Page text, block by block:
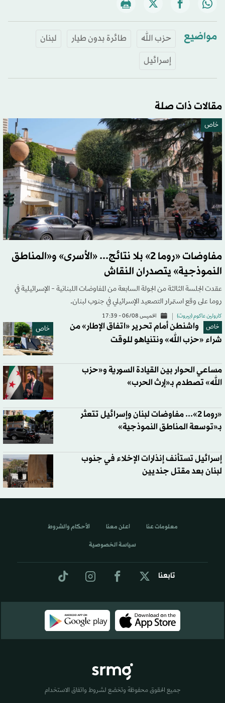
مواضيع حزب الله طائرة بدون طيار
لبنان
إسرائيل
مقالات ذات صلة
خاص
مفاوضات «روما 2» بلا نتائج... «الأسرى» و«المناطق
النموذجية» يتصدران النقاش
عقدت الجلسة الثالثة من الجولة السابعة من المفاوضات اللبنانية - الإسرائيلية في
روما على وقع استمرار التصعيد الإسرائيلي في جنوب لبنان.
كارولين عاكوم (بيروت) الخميس 06/08 - 17:39
خاص خاص
واشنطن أمام تحرير «اتفاق الإطار» من
شراء «حزب الله» ونتنياهو للوقت
مساعي الحوار بين القيادة السورية و«حزب
الله» تصطدم بـ«إرث الحرب»
«روما 2»... مفاوضات لبنان وإسرائيل تتعثر
بـ«توسعة المناطق النموذجية»
إسرائيل تستأنف إنذارات الإخلاء في جنوب
لبنان بعد مقتل جنديين
تابعنا
معلومات عنا اعلن معنا الأحكام والشروط
سياسة الخصوصية
جميع الحقوق محفوظة وتخضع لشروط واتفاق الاستخدام